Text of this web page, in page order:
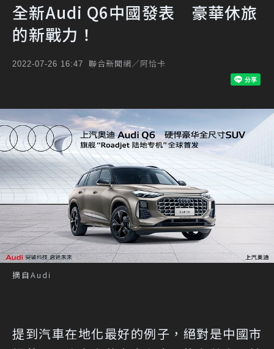
全新Audi Q6中國發表 豪華休旅
的新戰力！
2022-07-26 16:47 聯合新聞網／阿恰卡
摘自Audi
提到汽車在地化最好的例子，絕對是中國市